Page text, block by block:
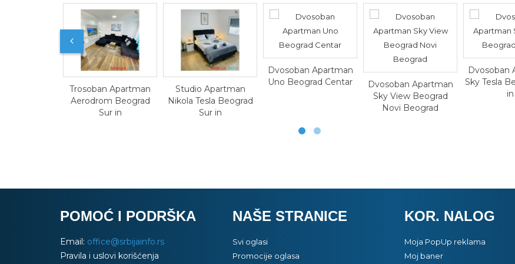
Trosoban Apartman
Aerodrom Beograd
Studio Apartman
Nikola Tesla Beograd
Dvosoban Apartman
Uno Beograd Centar
Dvosoban Apartman
Sky View Beograd
Dvosoban Apartman
Sky Tesla Beograd Sur
in
POMOĆ I PODRŠKA
Email: office@srbijainfo.rs
Pravila i uslovi korišćenja
NAŠE STRANICE
Svi oglasi
Promocije oglasa
KOR. NALOG
Moja PopUp reklama
Moj baner